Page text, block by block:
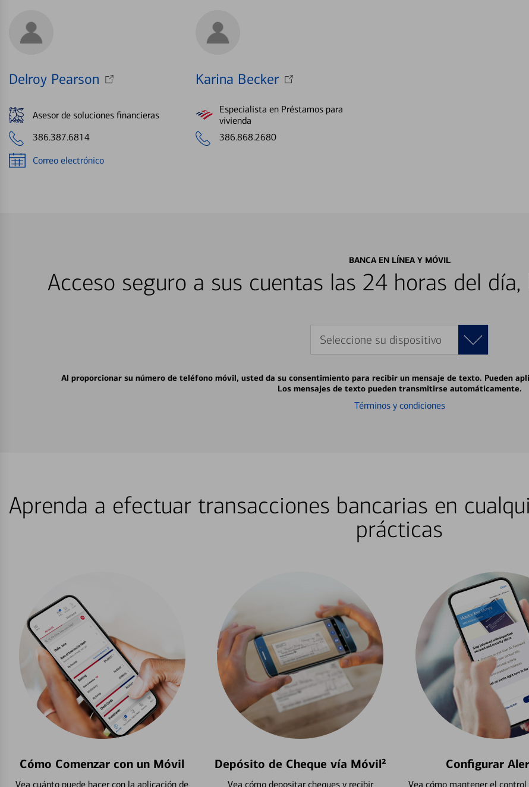
Delroy Pearson
Asesor de soluciones financieras
386.387.6814
Correo electrónico
Karina Becker
Especialista en Préstamos para
vivienda
386.868.2680
BANCA EN LÍNEA Y MÓVIL
Acceso seguro a sus cuentas las 24 horas del
Seleccione su dispositivo
Al proporcionar su número de teléfono móvil, usted da su consentimiento para recibir un mensaje de texto. Pueden
Los mensajes de texto pueden transmitirse automáticamente.
Términos y condiciones
Aprenda a efectuar transacciones bancarias en
prácticas
Cómo Comenzar con un Móvil
Vea cuánto puede hacer con la aplicación de
Depósito de Cheque vía Móvil²
Vea cómo depositar cheques y recibir
Configurar
Vea cómo mantener el control